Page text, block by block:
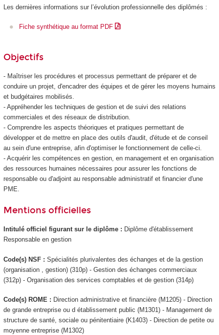
Les dernières informations sur l’évolution professionnelle des diplômés :
Fiche synthétique au format PDF
Objectifs
- Maîtriser les procédures et processus permettant de préparer et de
conduire un projet, d'encadrer des équipes et de gérer les moyens humains
et budgétaires mobilisés.
- Appréhender les techniques de gestion et de suivi des relations
commerciales et des réseaux de distribution.
- Comprendre les aspects théoriques et pratiques permettant de
développer et de mettre en place des outils d'audit, d'étude et de conseil
au sein d'une entreprise, afin d'optimiser le fonctionnement de celle-ci.
- Acquérir les compétences en gestion, en management et en organisation
des ressources humaines nécessaires pour assurer les fonctions de
responsable ou d'adjoint au responsable administratif et financier d'une
PME.
Mentions officielles
Intitulé officiel figurant sur le diplôme : Diplôme d'établissement
Responsable en gestion
Code(s) NSF : Spécialités plurivalentes des échanges et de la gestion
(organisation , gestion) (310p) - Gestion des échanges commerciaux
(312p) - Organisation des services comptables et de gestion (314p)
Code(s) ROME : Direction administrative et financière (M1205) - Direction
de grande entreprise ou d établissement public (M1301) - Management de
structure de santé, sociale ou pénitentiaire (K1403) - Direction de petite ou
moyenne entreprise (M1302)